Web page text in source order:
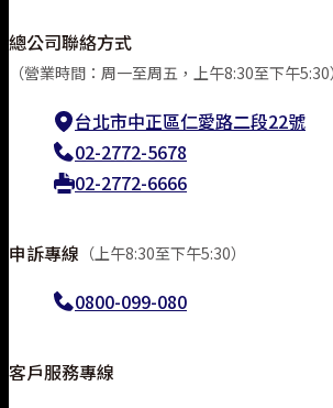
3. Landslides,
4. Tsunami, tidal
總公司聯絡方式
（營業時間：周一至周五，上午8:30至下午5:30）
台北市中正區仁愛路二段22號
02-2772-5678
02-2772-6666
申訴專線 （上午8:30至下午5:30）
0800-099-080
客戶服務專線